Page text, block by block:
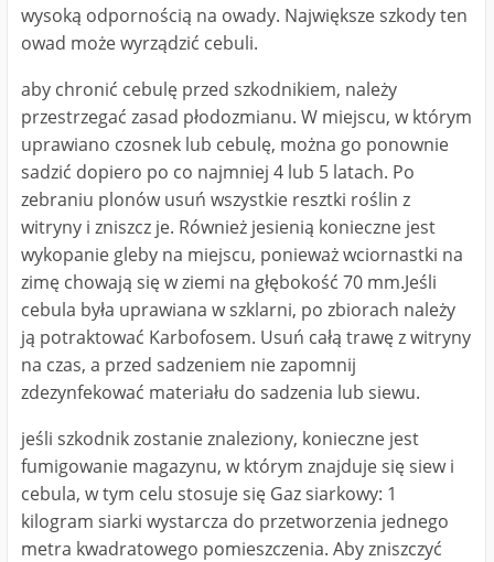
wysoką odpornością na owady. Największe szkody ten
owad może wyrządzić cebuli.
aby chronić cebulę przed szkodnikiem, należy
przestrzegać zasad płodozmianu. W miejscu, w którym
uprawiano czosnek lub cebulę, można go ponownie
sadzić dopiero po co najmniej 4 lub 5 latach. Po
zebraniu plonów usuń wszystkie resztki roślin z
witryny i zniszcz je. Również jesienią konieczne jest
wykopanie gleby na miejscu, ponieważ wciornastki na
zimę chowają się w ziemi na głębokość 70 mm.Jeśli
cebula była uprawiana w szklarni, po zbiorach należy
ją potraktować Karbofosem. Usuń całą trawę z witryny
na czas, a przed sadzeniem nie zapomnij
zdezynfekować materiału do sadzenia lub siewu.
jeśli szkodnik zostanie znaleziony, konieczne jest
fumigowanie magazynu, w którym znajduje się siew i
cebula, w tym celu stosuje się Gaz siarkowy: 1
kilogram siarki wystarcza do przetworzenia jednego
metra kwadratowego pomieszczenia. Aby zniszczyć